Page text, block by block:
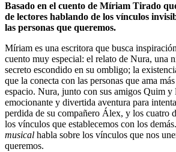
Basado en el cuento de Míriam Tirado
de lectores hablando de los vínculos
las personas que queremos.
Míriam es una escritora que busca
cuento muy especial: el relato de Nura, una
secreto escondido en su ombligo; la
que la conecta con las personas que ama
espacio. Nura, junto con sus amigos Quim y
emocionante y divertida aventura para
perdida de su compañero Álex, y los cuatro
los vínculos que establecemos con los demás.
musical habla sobre los vínculos que nos
queremos.